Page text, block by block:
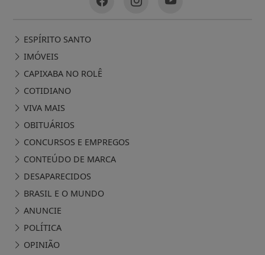
ESPÍRITO SANTO
IMÓVEIS
CAPIXABA NO ROLÊ
COTIDIANO
VIVA MAIS
OBITUÁRIOS
CONCURSOS E EMPREGOS
CONTEÚDO DE MARCA
DESAPARECIDOS
BRASIL E O MUNDO
ANUNCIE
POLÍTICA
OPINIÃO